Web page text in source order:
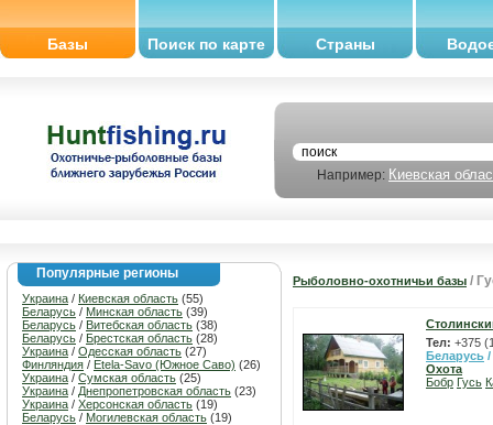
Базы Поиск по карте Страны
Например: Киевская
Популярные регионы
Украина / Киевская область (55)
Беларусь / Минская область (39)
Беларусь / Витебская область (38)
Беларусь / Брестская область (28)
Украина / Одесская область (27)
Финляндия / Etela-Savo (Южное Саво) (26)
Украина / Сумская область (25)
Украина / Днепропетровская область (23)
Украина / Херсонская область (19)
Беларусь / Могилевская область (19)
Рыболовно-охотничьи базы /
Тел: +375
Беларусь /
Охота
Бобр Гусь